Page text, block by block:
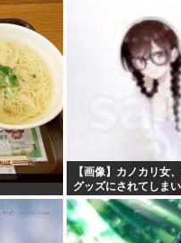
【画像】カノカリ女
グッズにされてしま